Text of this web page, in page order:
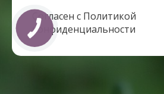
Согласен с Политикой
конфиденциальности